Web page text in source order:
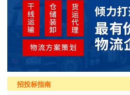
招投标指南